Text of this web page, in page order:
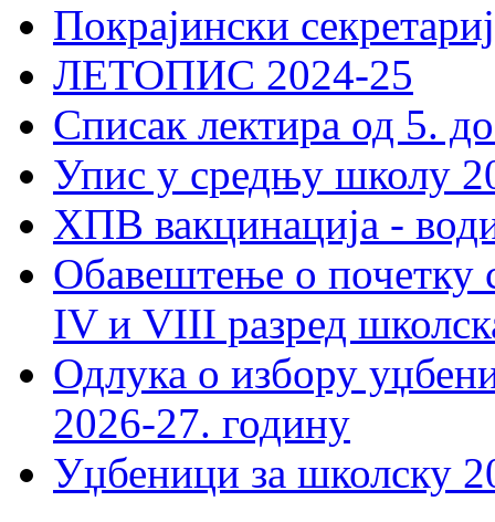
Покрајински
ЛЕТОПИС 2024-25
Списак лектира од 5.
Упис у средњу школу
ХПВ вакцинација -
Обавештење о почетку
IV и VIII разред
Одлука о избору
2026-27. годину
Уџбеници за школску